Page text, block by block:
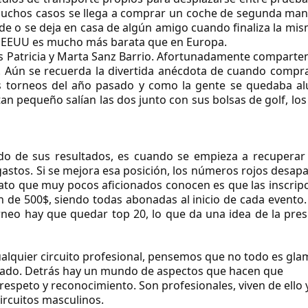
casos se llega a comprar un coche de segunda
o se deja en casa de algún amigo cuando finaliza la
es mucho más barata que en Europa.
y Marta Sanz Barrio. Afortunadamente
se recuerda la divertida anécdota de cuando
del año pasado y como la gente se quedaba
pequeño salían las dos junto con sus bolsas de golf,
de sus resultados, es cuando se empieza a
Si se mejora esa posición, los números rojos
que muy pocos aficionados conocen es que las
de 500$, siendo todas abonadas al inicio de cada
hay que quedar top 20, lo que da una idea de la
circuito profesional, pensemos que no todo es
Detrás hay un mundo de aspectos que hacen que
respeto y reconocimiento. Son profesionales, viven de ello
masculinos.